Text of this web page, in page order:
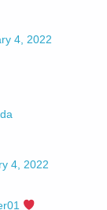
4, 2022
4, 2022